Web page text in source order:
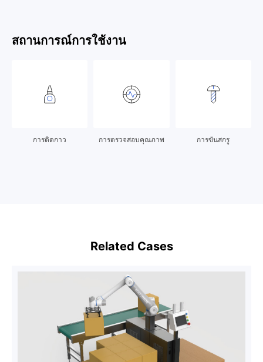
สถานการณ์การใช้งาน
การติดกาว การตรวจสอบคุณภาพ การขันสกรู
Related Cases